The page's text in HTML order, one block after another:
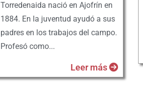
Torredenaida nació en Ajofrín en
1884. En la juventud ayudó a sus
padres en los trabajos del campo.
Profesó como...
Leer más